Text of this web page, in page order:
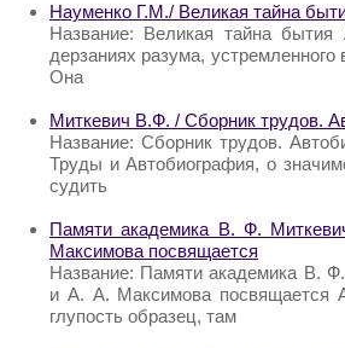
Науменко Г.М./ Великая тайна
Название: Великая тайна
дерзаниях разума,
Она
Миткевич В.Ф. / Сборник трудов.
Название: Сборник трудов.
Труды и Автобиография, о
судить
Памяти академика В. Ф.
Максимова посвящается
Название: Памяти академика В.
и А. А. Максимова посвящается
глупость образец, там